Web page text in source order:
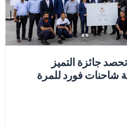
جائزة التميز
شاحنات فورد للمرة